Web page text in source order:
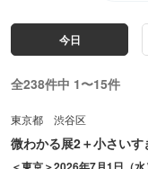
今日
全238件中 1〜15件
東京都 渋谷区
微わかる展2＋小さいす